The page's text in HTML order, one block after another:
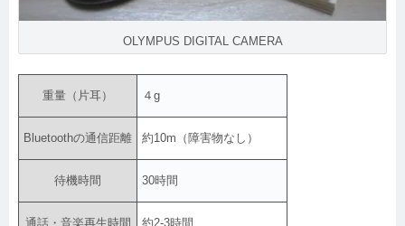
OLYMPUS DIGITAL CAMERA
重量（片耳） ４g
Bluetoothの通信距離 約10m（障害物なし）
待機時間 30時間
通話・音楽再生時間 約2-3時間